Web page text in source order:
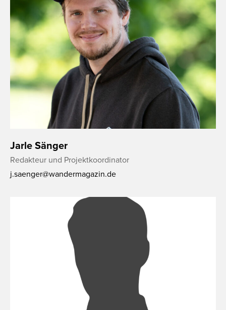
Jarle Sänger
Redakteur und Projektkoordinator
j.saenger@wandermagazin.de